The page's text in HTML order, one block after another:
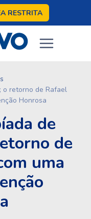
RESTRITA
o retorno de Rafael
Honrosa
de
de
uma